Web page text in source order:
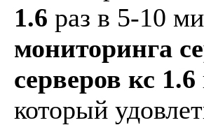
1.6 раз в 5-10
мониторинга
серверов кс 1.6
который